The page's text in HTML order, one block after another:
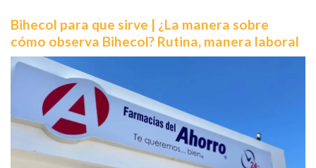
Bihecol para que sirve | ¿La manera sobre
cómo observa Bihecol? Rutina, manera laboral